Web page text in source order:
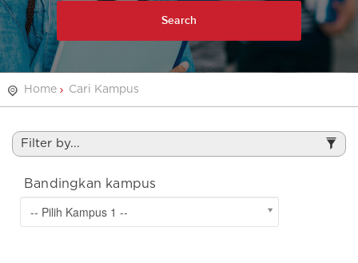
Search
Home Cari Kampus
Filter by...
Bandingkan kampus
-- Pilih Kampus 1 --